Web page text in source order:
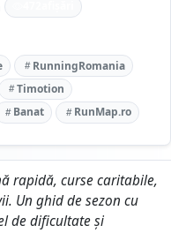
RunningRomania
Timotion
Banat RunMap.ro
rapidă, curse caritabile,
Un ghid de sezon cu
de dificultate și